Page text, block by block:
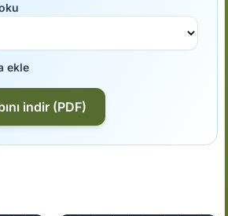
ekle
indir (PDF)